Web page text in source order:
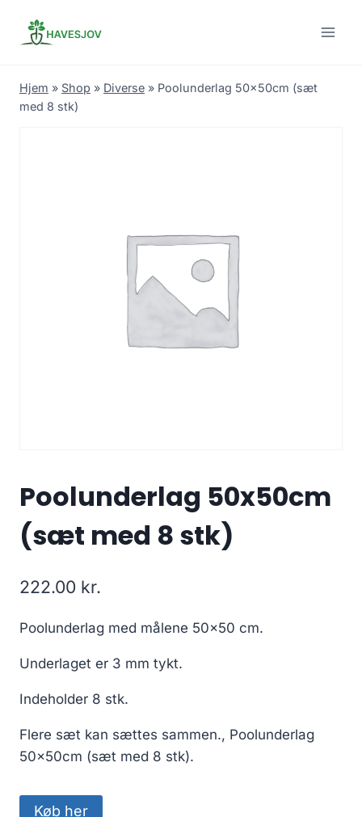
Hjem » Shop » Diverse » Poolunderlag 50x50cm (sæt
med 8 stk)
Poolunderlag 50x50cm
(sæt med 8 stk)
222.00 kr.
Poolunderlag med målene 50×50 cm.
Underlaget er 3 mm tykt.
Indeholder 8 stk.
Flere sæt kan sættes sammen., Poolunderlag
50x50cm (sæt med 8 stk).
Køb her